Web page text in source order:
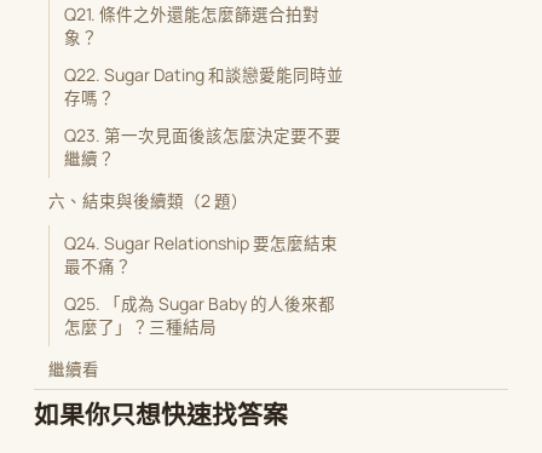
Q21. 條件之外還能怎麼篩選合拍對
象？
Q22. Sugar Dating 和談戀愛能同時並
存嗎？
Q23. 第一次見面後該怎麼決定要不要
繼續？
六、結束與後續類（2 題）
Q24. Sugar Relationship 要怎麼結束
最不痛？
Q25. 「成為 Sugar Baby 的人後來都
怎麼了」？三種結局
繼續看
如果你只想快速找答案